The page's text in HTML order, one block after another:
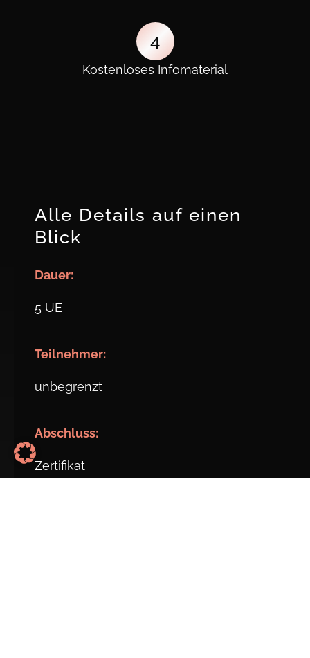
4
Kostenloses Infomaterial
Alle Details auf einen
Blick
Dauer:
5 UE
Teilnehmer:
unbegrenzt
Abschluss:
Zertifikat